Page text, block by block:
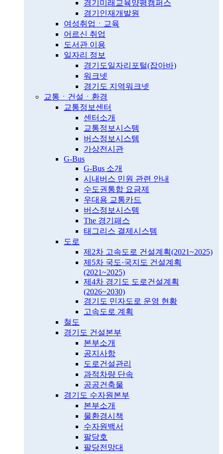
경기미래교육양평캠퍼스
경기인재개발원
여성취업ㆍ교육
어르신 취업
도서관 이용
일자리 정보
경기도일자리포털(잡아바)
워크넷
경기도 지역워크넷
교통ㆍ건설ㆍ환경
교통정보센터
센터소개
교통정보시스템
버스정보시스템
가상전시관
G-Bus
G-Bus 소개
시내버스 민원 관련 안내
수도권통합 요금제
우대용 교통카드
버스정보시스템
The 경기패스
태그리스 결제시스템
도로
제2차 고속도로 건설계획(2021~2025)
제5차 국도·국지도 건설계획
(2021~2025)
제4차 경기도 도로건설계획
(2026~2030)
경기도 민자도로 운영 현황
고속도로 계획
철도
경기도 건설본부
본부소개
공지사항
도로건설관리
과적차량 단속
공공건축물
경기도 수자원본부
본부소개
물환경시책
수자원백서
팔당호
팔당전망대